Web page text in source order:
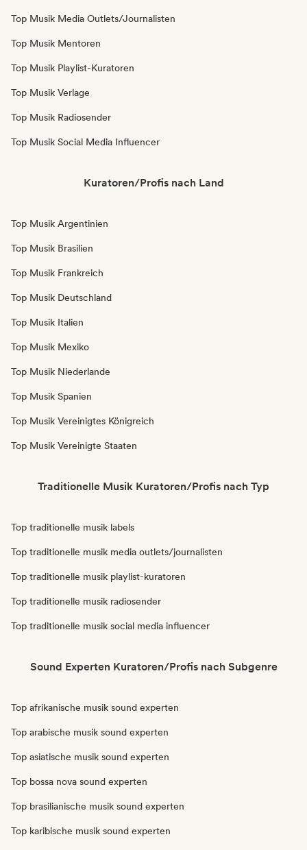
Top Musik Media Outlets/Journalisten
Top Musik Mentoren
Top Musik Playlist-Kuratoren
Top Musik Verlage
Top Musik Radiosender
Top Musik Social Media Influencer
Kuratoren/Profis nach Land
Top Musik Argentinien
Top Musik Brasilien
Top Musik Frankreich
Top Musik Deutschland
Top Musik Italien
Top Musik Mexiko
Top Musik Niederlande
Top Musik Spanien
Top Musik Vereinigtes Königreich
Top Musik Vereinigte Staaten
Traditionelle Musik Kuratoren/Profis nach Typ
Top traditionelle musik labels
Top traditionelle musik media outlets/journalisten
Top traditionelle musik playlist-kuratoren
Top traditionelle musik radiosender
Top traditionelle musik social media influencer
Sound Experten Kuratoren/Profis nach Subgenre
Top afrikanische musik sound experten
Top arabische musik sound experten
Top asiatische musik sound experten
Top bossa nova sound experten
Top brasilianische musik sound experten
Top karibische musik sound experten